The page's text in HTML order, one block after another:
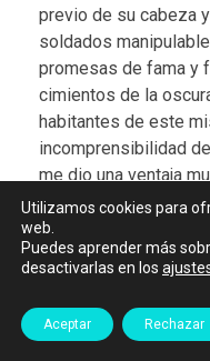
previo de su cabeza
soldados
promesas de fama y
cimientos de la
habitantes de este
incomprensibilidad
me dio una ventaja
de esta misión.
desterrados sociales
mundano como lo es
de alcanzar el poder.
maldad y lo que
requería de mano de
Utilizamos cookies para
web.
Puedes aprender más
desactivarlas en los
Aceptar Rechazar